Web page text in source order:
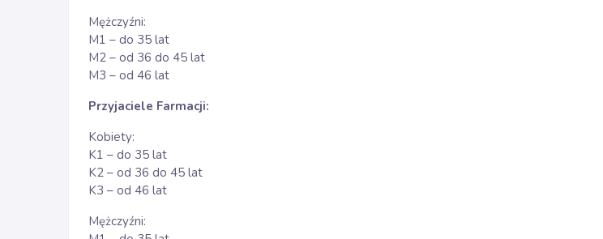
Mężczyźni:
M1 – do 35 lat
M2 – od 36 do 45 lat
M3 – od 46 lat
Przyjaciele Farmacji:
Kobiety:
K1 – do 35 lat
K2 – od 36 do 45 lat
K3 – od 46 lat
Mężczyźni: